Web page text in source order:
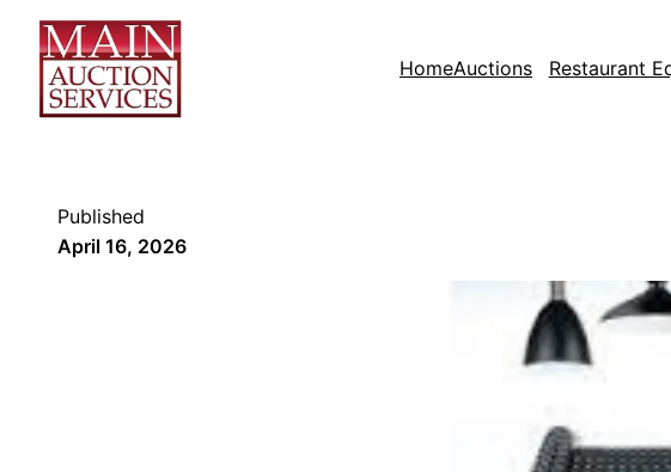
HomeAuctions Restaurant
Published
April 16, 2026